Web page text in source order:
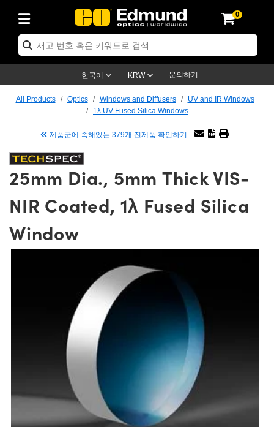
0
한국어 KRW 문의하기
Optics
Components
Optics
Expanders
Assemblies
System
and Breadboards
and Slides
Objectives
Objectives
and Electronics
Lenses
Magnification Lenses
Objectives
Cameras
Cameras
Cameras
Labs Cameras™
and Optomechanics
Cameras
이트 & 조명
Accessories
Targets
Targets
Level Test Targets
& Detection
Solutions
& Production
Handling Tools
Products
Accessories
By Application
Imaging
Imaging
Tomography
By Brand
Products
신제품
Lenses
Products
Lenses
and Detection
and Production
Products
Lenses
and Detection
and Production
All Products Optics Windows and Diffusers
UV and IR Windows
1λ UV Fused Silica Windows
제품군에 속해있는 379개 전제품 확인하기
25mm Dia., 5mm Thick VIS-
NIR Coated, 1λ Fused Silica
Window